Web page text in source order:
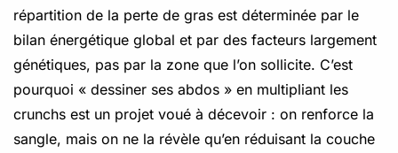
répartition de la perte de gras est déterminée par le
bilan énergétique global et par des facteurs largement
génétiques, pas par la zone que l’on sollicite. C’est
pourquoi « dessiner ses abdos » en multipliant les
crunchs est un projet voué à décevoir : on renforce la
sangle, mais on ne la révèle qu’en réduisant la couche